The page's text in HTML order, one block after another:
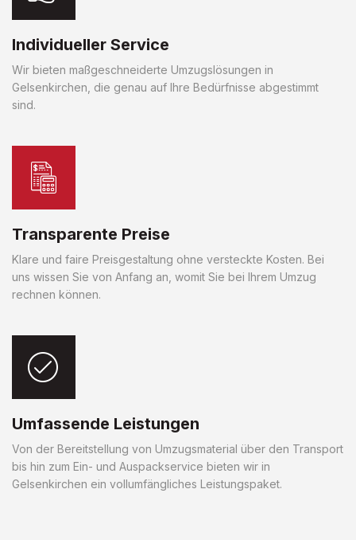
Individueller Service
Wir bieten maßgeschneiderte Umzugslösungen in
Gelsenkirchen, die genau auf Ihre Bedürfnisse abgestimmt
sind.
Transparente Preise
Klare und faire Preisgestaltung ohne versteckte Kosten. Bei
uns wissen Sie von Anfang an, womit Sie bei Ihrem Umzug
rechnen können.
Umfassende Leistungen
Von der Bereitstellung von Umzugsmaterial über den Transport
bis hin zum Ein- und Auspackservice bieten wir in
Gelsenkirchen ein vollumfängliches Leistungspaket.